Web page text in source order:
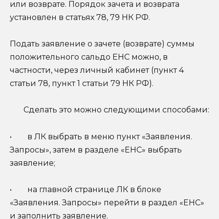
или возврате. Порядок зачета и возврата
установлен в статьях 78, 79 НК РФ.
Подать заявление о зачете (возврате) суммы
положительного сальдо ЕНС можно, в
частности, через личный кабинет (пункт 4
статьи 78, пункт 1 статьи 79 НК РФ).
Сделать это можно следующими способами:
• в ЛК выбрать в меню пункт «Заявления.
Запросы», затем в разделе «ЕНС» выбрать
заявление;
• на главной странице ЛК в блоке
«Заявления. Запросы» перейти в раздел «ЕНС»
и заполнить заявление.